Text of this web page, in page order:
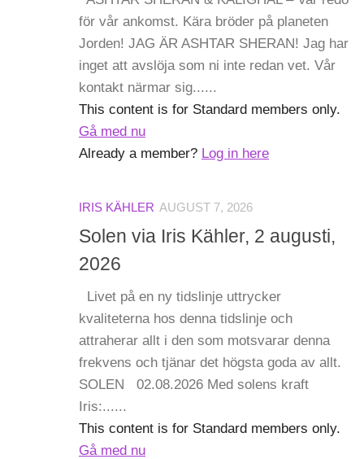
för vår ankomst. Kära bröder på planeten
Jorden! JAG ÄR ASHTAR SHERAN! Jag har
inget att avslöja som ni inte redan vet. Vår
kontakt närmar sig......
This content is for Standard members only.
Gå med nu
Already a member? Log in here
IRIS KÄHLER AUGUST 7, 2026
Solen via Iris Kähler, 2 augusti,
2026
Livet på en ny tidslinje uttrycker
kvaliteterna hos denna tidslinje och
attraherar allt i den som motsvarar denna
frekvens och tjänar det högsta goda av allt.
SOLEN 02.08.2026 Med solens kraft
Iris:......
This content is for Standard members only.
Gå med nu